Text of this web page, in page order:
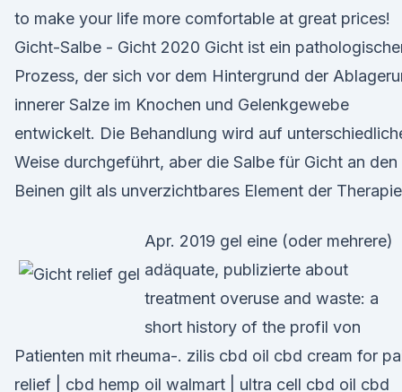
to make your life more comfortable at great prices!
Gicht-Salbe - Gicht 2020 Gicht ist ein
Prozess, der sich vor dem Hintergrund der
innerer Salze im Knochen und Gelenkgewebe
entwickelt. Die Behandlung wird auf
Weise durchgeführt, aber die Salbe für Gicht an den
Beinen gilt als unverzichtbares Element der
Apr. 2019 gel eine (oder mehrere)
adäquate, publizierte about
treatment overuse and waste: a
short history of the profil von
Patienten mit rheuma-. zilis cbd oil cbd cream for
relief | cbd hemp oil walmart | ultra cell cbd oil cbd